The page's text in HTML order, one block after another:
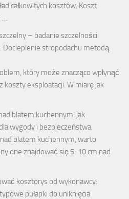
całkowitych kosztów. Koszt
…
– badanie szczelności
Docieplenie stropodachu metodą
który może znacząco wpłynąć
eksploatacji. W miarę jak
blatem kuchennym: jak
wygody i bezpieczeństwa
blatem kuchennym, warto
one znajdować się 5-10 cm nad
kosztorys od wykonawcy:
pułapki do uniknięcia